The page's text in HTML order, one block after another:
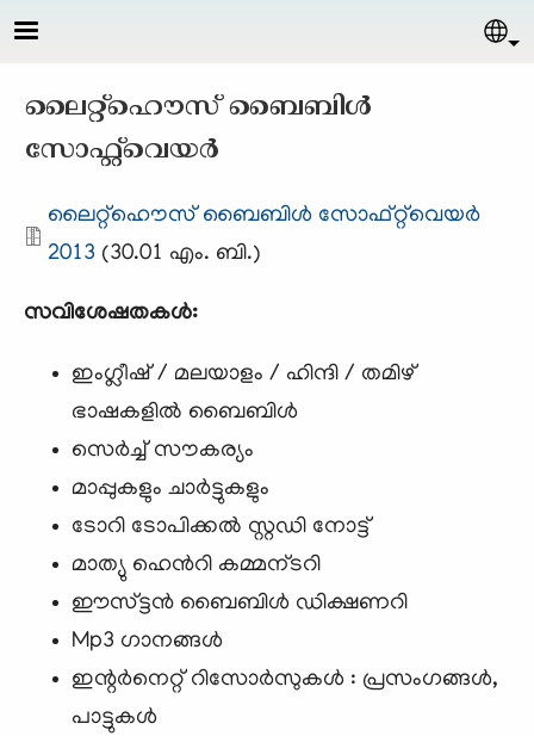
Skip to main content
ലൈറ്റ്ഹൌസ് ബൈബിള്‍
സോഫ്റ്റ്‌വെയര്‍
Document
ലൈറ്റ്ഹൌസ് ബൈബിള്‍ സോഫ്റ്റ്‌വെയര്‍
2013 (30.01 എം. ബി.)
സവിശേഷതകള്‍:
ഇംഗ്ലീഷ് / മലയാളം / ഹിന്ദി / തമിഴ്
ഭാഷകളില്‍ ബൈബിള്‍
സെര്‍ച്ച്‌ സൗകര്യം
മാപ്പുകളും ചാര്‍ട്ടുകളും
ടോറി ടോപിക്കല്‍ സ്റ്റഡി നോട്ട്
മാത്യു ഹെന്‍റി കമ്മന്ടറി
ഈസ്ട്ടന്‍ ബൈബിള്‍ ഡിക്ഷണറി
Mp3 ഗാനങ്ങള്‍
ഇന്റര്‍നെറ്റ്‌ റിസോര്‍സുകള്‍ : പ്രസംഗങ്ങള്‍,
പാട്ടുകള്‍